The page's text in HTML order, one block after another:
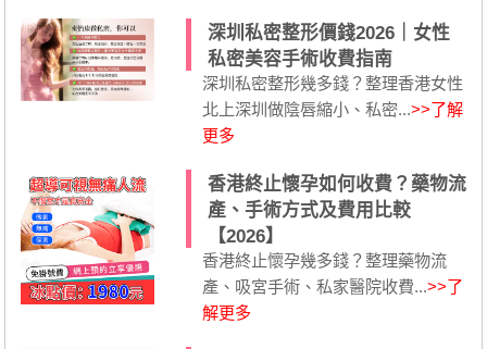
深圳私密整形價錢2026｜女性
私密美容手術收費指南
深圳私密整形幾多錢？整理香港女性
北上深圳做陰唇縮小、私密...>>了解
更多
香港終止懷孕如何收費？藥物流
產、手術方式及費用比較
【2026】
香港終止懷孕幾多錢？整理藥物流
產、吸宮手術、私家醫院收費...>>了
解更多